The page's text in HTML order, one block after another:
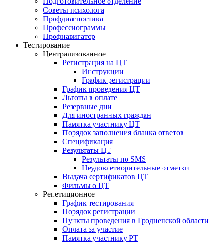
Советы психолога
Профдиагностика
Профессиограммы
Профнавигатор
Тестирование
Централизованное
Регистрация на ЦТ
Инструкции
График регистрации
График проведения ЦТ
Льготы в оплате
Резервные дни
Для иностранных граждан
Памятка участнику ЦТ
Порядок заполнения бланка ответов
Спецификация
Результаты ЦТ
Результаты по SMS
Неудовлетворительные отметки
Выдача сертификатов ЦТ
Фильмы о ЦТ
Репетиционное
График тестирования
Порядок регистрации
Пункты проведения в Гродненской области
Оплата за участие
Памятка участнику РТ